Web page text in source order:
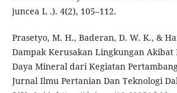
juncea L .). 4(2), 105–112.
Prasetyo, M. H., Baderan, D. W. K., &
Dampak Kerusakan Lingkungan Akibat
Daya Mineral dari Kegiatan
Jurnal Ilmu Pertanian Dan Teknologi